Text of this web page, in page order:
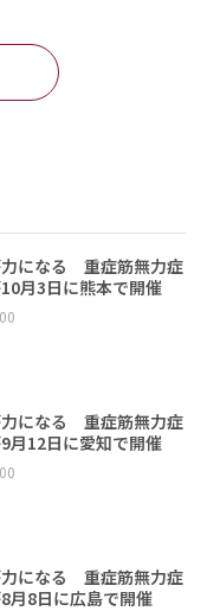
になる 重症筋無力症
月3日に熊本で開催
になる 重症筋無力症
月12日に愛知で開催
力になる 重症筋無力症
月8日に広島で開催